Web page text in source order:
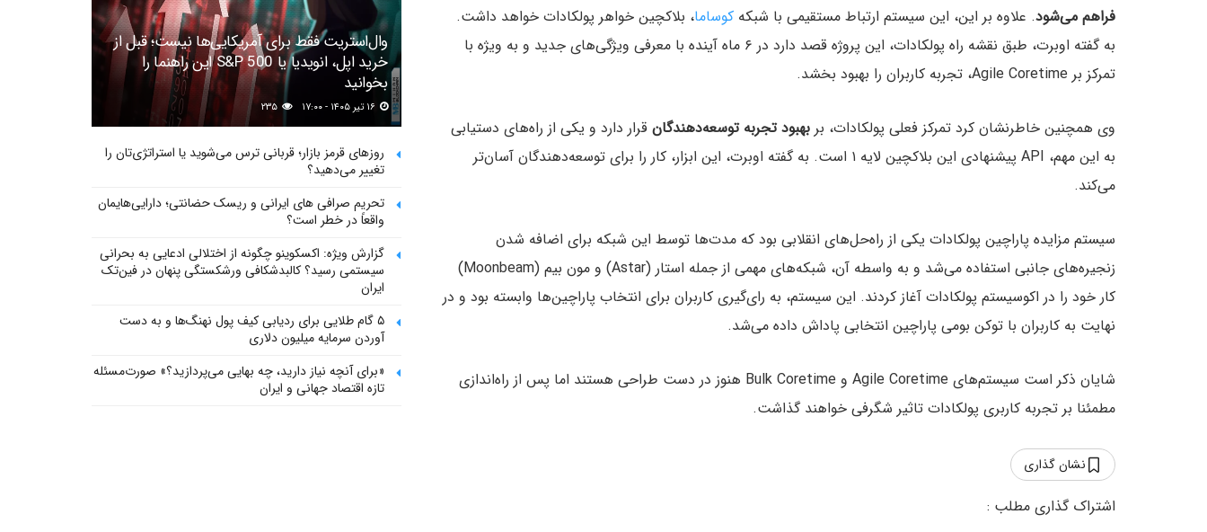
فراهم می‌شود. علاوه بر این، این سیستم ارتباط مستقیمی با شبکه کوساما، بلاکچین خواهر پولکادات خواهد داشت.
به گفته اوبرت، طبق نقشه راه پولکادات، این پروژه قصد دارد در ۶ ماه آینده با معرفی ویژگی‌های جدید و به ویژه با
تمرکز بر Agile Coretime، تجربه کاربران را بهبود بخشد.
وی همچنین خاطرنشان کرد تمرکز فعلی پولکادات، بر بهبود تجربه توسعه‌دهندگان قرار دارد و یکی از راه‌های دستیابی
به این مهم، API پیشنهادی این بلاکچین لایه ۱ است. به گفته اوبرت، این ابزار، کار را برای توسعه‌دهندگان آسان‌تر
می‌کند.
سیستم مزایده پاراچین پولکادات یکی از راه‌حل‌های انقلابی بود که مدت‌ها توسط این شبکه برای اضافه شدن
زنجیره‌های جانبی استفاده می‌شد و به واسطه آن، شبکه‌های مهمی از جمله استار (Astar) و مون بیم (Moonbeam)
کار خود را در اکوسیستم پولکادات آغاز کردند. این سیستم، به رای‌گیری کاربران برای انتخاب پاراچین‌ها وابسته بود و در
نهایت به کاربران با توکن بومی پاراچین انتخابی پاداش داده می‌شد.
شایان ذکر است سیستم‌های Agile Coretime و Bulk Coretime هنوز در دست طراحی هستند اما پس از راه‌اندازی
مطمئنا بر تجربه کاربری پولکادات تاثیر شگرفی خواهند گذاشت.
نشان گذاری
وال‌استریت فقط برای آمریکایی‌ها نیست؛ قبل از
خرید اپل، انویدیا یا S&P 500 این راهنما را
بخوانید
روزهای قرمز بازار؛ قربانی ترس می‌شوید یا استراتژی‌تان را
تغییر می‌دهید؟
تحریم صرافی های ایرانی و ریسک حضانتی؛ دارایی‌هایمان
واقعاً در خطر است؟
گزارش ویژه: اکسکوینو چگونه از اختلالی ادعایی به بحرانی
سیستمی رسید؟ کالبدشکافی ورشکستگی پنهان در فین‌تک
ایران
۵ گام طلایی برای ردیابی کیف پول‌ نهنگ‌ها و به دست
آوردن سرمایه میلیون دلاری
«برای آنچه نیاز دارید، چه بهایی می‌پردازید؟» صورت‌مسئله
تازه اقتصاد جهانی و ایران